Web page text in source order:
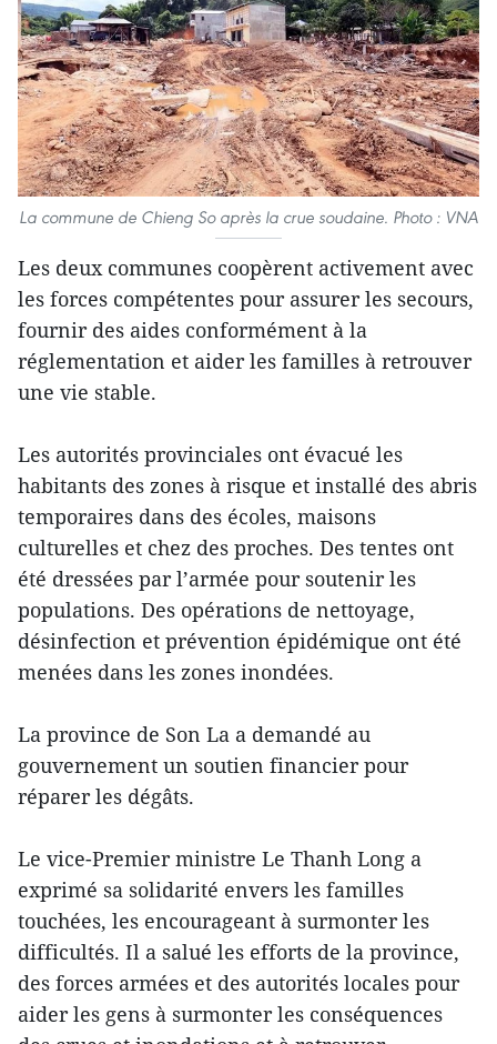
La commune de Chieng So après la crue soudaine. Photo : VNA
Les deux communes coopèrent activement avec
les forces compétentes pour assurer les secours,
fournir des aides conformément à la
réglementation et aider les familles à retrouver
une vie stable.
Les autorités provinciales ont évacué les
habitants des zones à risque et installé des abris
temporaires dans des écoles, maisons
culturelles et chez des proches. Des tentes ont
été dressées par l’armée pour soutenir les
populations. Des opérations de nettoyage,
désinfection et prévention épidémique ont été
menées dans les zones inondées.
La province de Son La a demandé au
gouvernement un soutien financier pour
réparer les dégâts.
Le vice-Premier ministre Le Thanh Long a
exprimé sa solidarité envers les familles
touchées, les encourageant à surmonter les
difficultés. Il a salué les efforts de la province,
des forces armées et des autorités locales pour
aider les gens à surmonter les conséquences